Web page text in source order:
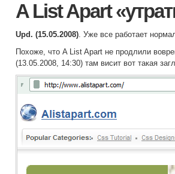
A List Apart
Upd. (15.05.2008). Уже все работает
Похоже, что A List Apart не продлили
(13.05.2008, 14:30) там висит вот такая